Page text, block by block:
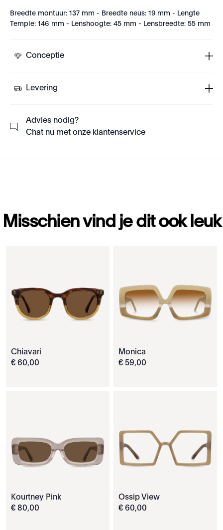
Breedte montuur: 137 mm - Breedte neus: 19 mm - Lengte
Temple: 146 mm - Lenshoogte: 45 mm - Lensbreedte: 55 mm
Conceptie
Levering
Advies nodig?
Chat nu met onze klantenservice
Misschien vind je dit ook leuk
Chiavari
€ 60,00
Monica
€ 59,00
Kourtney Pink
€ 80,00
Ossip View
€ 60,00